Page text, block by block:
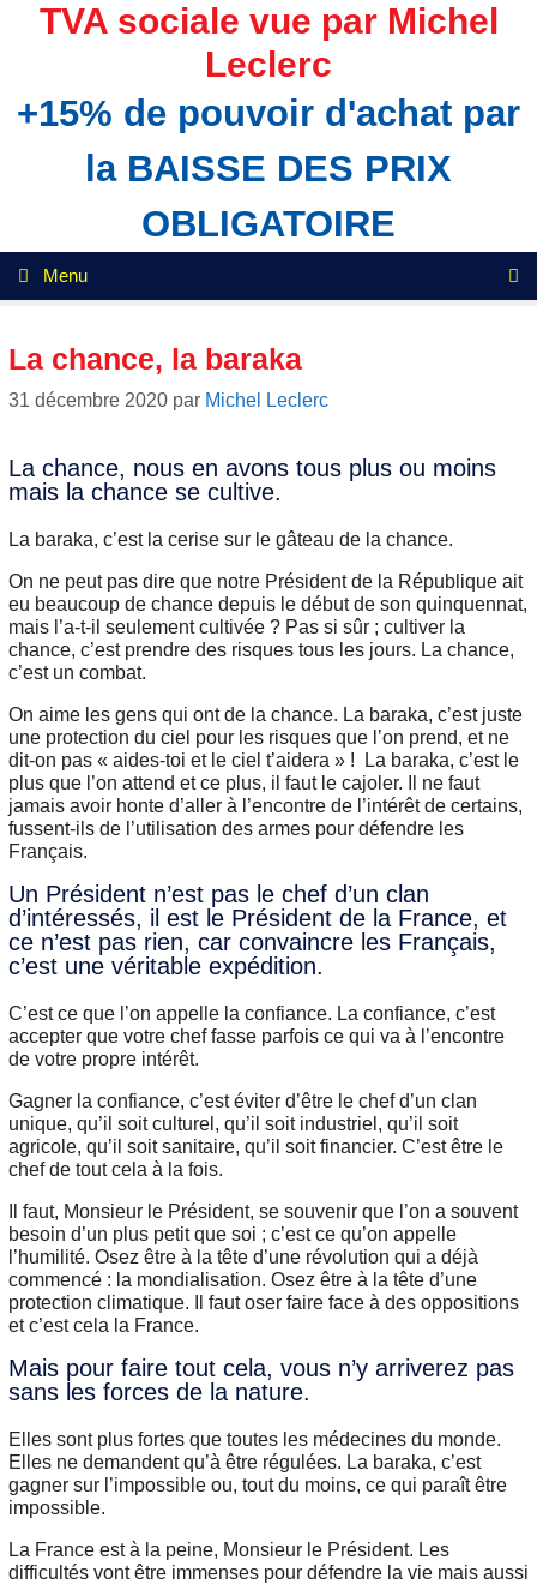
TVA sociale vue par Michel
Leclerc
+15% de pouvoir d'achat par
la BAISSE DES PRIX
OBLIGATOIRE
Menu
La chance, la baraka
31 décembre 2020 par Michel Leclerc
La chance, nous en avons tous plus ou moins
mais la chance se cultive.
La baraka, c’est la cerise sur le gâteau de la chance.
On ne peut pas dire que notre Président de la République ait
eu beaucoup de chance depuis le début de son quinquennat,
mais l’a-t-il seulement cultivée ? Pas si sûr ; cultiver la
chance, c’est prendre des risques tous les jours. La chance,
c’est un combat.
On aime les gens qui ont de la chance. La baraka, c’est juste
une protection du ciel pour les risques que l’on prend, et ne
dit-on pas « aides-toi et le ciel t’aidera » ! La baraka, c’est le
plus que l’on attend et ce plus, il faut le cajoler. Il ne faut
jamais avoir honte d’aller à l’encontre de l’intérêt de certains,
fussent-ils de l’utilisation des armes pour défendre les
Français.
Un Président n’est pas le chef d’un clan
d’intéressés, il est le Président de la France, et
ce n’est pas rien, car convaincre les Français,
c’est une véritable expédition.
C’est ce que l’on appelle la confiance. La confiance, c’est
accepter que votre chef fasse parfois ce qui va à l’encontre
de votre propre intérêt.
Gagner la confiance, c’est éviter d’être le chef d’un clan
unique, qu’il soit culturel, qu’il soit industriel, qu’il soit
agricole, qu’il soit sanitaire, qu’il soit financier. C’est être le
chef de tout cela à la fois.
Il faut, Monsieur le Président, se souvenir que l’on a souvent
besoin d’un plus petit que soi ; c’est ce qu’on appelle
l’humilité. Osez être à la tête d’une révolution qui a déjà
commencé : la mondialisation. Osez être à la tête d’une
protection climatique. Il faut oser faire face à des oppositions
et c’est cela la France.
Mais pour faire tout cela, vous n’y arriverez pas
sans les forces de la nature.
Elles sont plus fortes que toutes les médecines du monde.
Elles ne demandent qu’à être régulées. La baraka, c’est
gagner sur l’impossible ou, tout du moins, ce qui paraît être
impossible.
La France est à la peine, Monsieur le Président. Les
difficultés vont être immenses pour défendre la vie mais aussi